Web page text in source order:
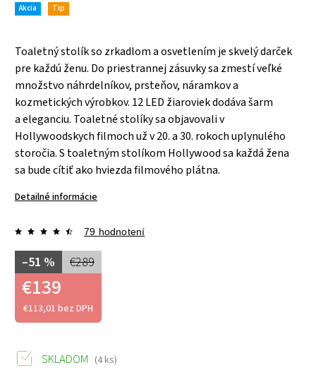
Akcia Tip
Toaletný stolík so zrkadlom a osvetlením je skvelý darček
pre každú ženu. Do priestrannej zásuvky sa zmestí veľké
množstvo náhrdelníkov, prsteňov, náramkov a
kozmetických výrobkov. 12 LED žiaroviek dodáva šarm
a eleganciu. Toaletné stolíky sa objavovali v
Hollywoodskych filmoch už v 20. a 30. rokoch uplynulého
storočia. S toaletným stolíkom Hollywood sa každá žena
sa bude cítiť ako hviezda filmového plátna.
Detailné informácie
79 hodnotení
€289
–51 %
€139
€113,01 bez DPH
SKLADOM (4 ks)